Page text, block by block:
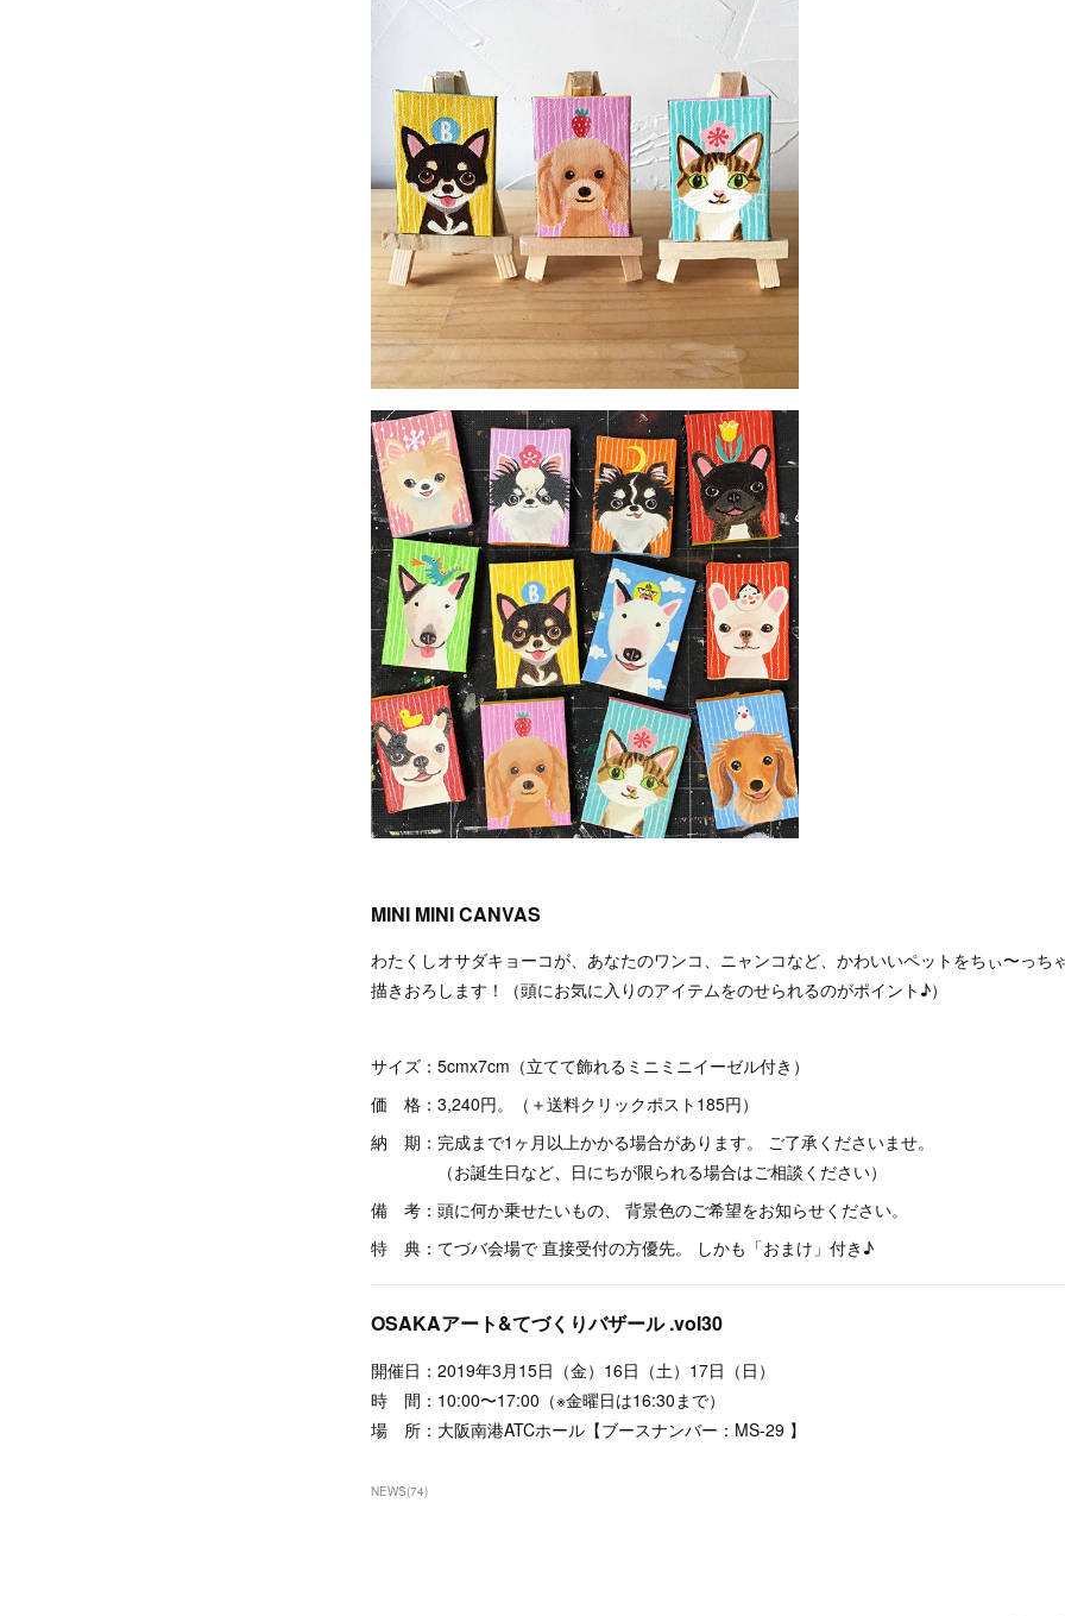
MINI MINI CANVAS
わたくしオサダキョーコが、あなたのワンコ、ニャンコなど、かわいいペットをちぃ〜っち
描きおろします！（頭にお気に入りのアイテムをのせられるのがポイント♪）
サイズ：5cmx7cm（立てて飾れるミニミニイーゼル付き）
価 格：3,240円。（＋送料クリックポスト185円）
納 期：完成まで1ヶ月以上かかる場合があります。 ご了承くださいませ。
（お誕生日など、日にちが限られる場合はご相談ください）
備 考：頭に何か乗せたいもの、 背景色のご希望をお知らせください。
特 典：てづバ会場で 直接受付の方優先。 しかも「おまけ」付き♪
OSAKAアート&てづくりバザール .vol30
開催日：2019年3月15日（金）16日（土）17日（日）
時 間：10:00〜17:00（※金曜日は16:30まで）
場 所：大阪南港ATCホール【ブースナンバー：MS-29 】
NEWS(74)